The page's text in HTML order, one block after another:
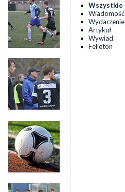
Wszystkie
Wiadomość
Wydarzenie
Artykuł
Wywiad
Felieton